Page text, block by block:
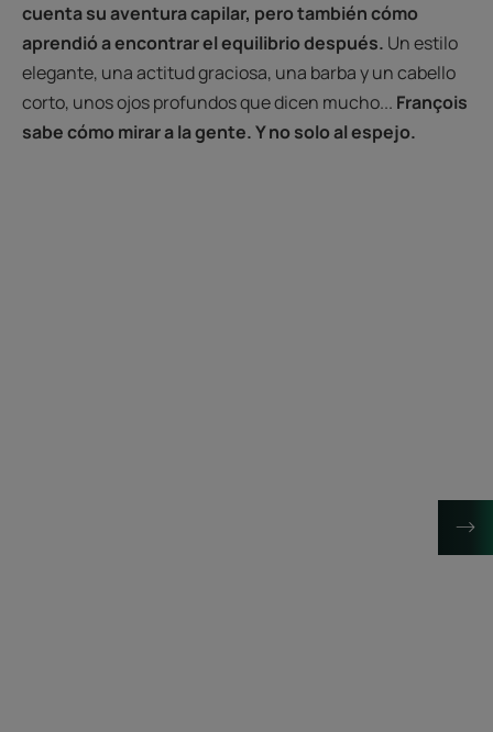
cuenta su aventura capilar, pero también cómo
aprendió a encontrar el equilibrio después. Un estilo
elegante, una actitud graciosa, una barba y un cabello
corto, unos ojos profundos que dicen mucho... François
sabe cómo mirar a la gente. Y no solo al espejo.